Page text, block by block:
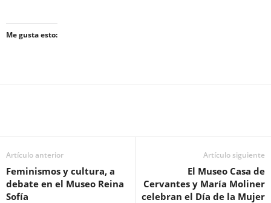
Me gusta esto:
Artículo anterior
Feminismos y cultura, a
debate en el Museo Reina
Sofía
Artículo siguiente
El Museo Casa de
Cervantes y María Moliner
celebran el Día de la Mujer